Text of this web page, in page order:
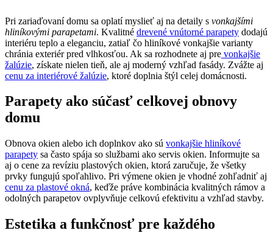
Pri zariaďovaní domu sa oplatí myslieť aj na detaily s vonkajšími
hliníkovými parapetami. Kvalitné drevené vnútorné parapety dodajú
interiéru teplo a eleganciu, zatiaľ čo hliníkové vonkajšie varianty
chránia exteriér pred vlhkosťou. Ak sa rozhodnete aj pre vonkajšie
žalúzie, získate nielen tieň, ale aj moderný vzhľad fasády. Zvážte aj
cenu za interiérové žalúzie, ktoré doplnia štýl celej domácnosti.
Parapety ako súčasť celkovej obnovy
domu
Obnova okien alebo ich doplnkov ako sú vonkajšie hliníkové
parapety sa často spája so službami ako servis okien. Informujte sa
aj o cene za revíziu plastových okien, ktorá zaručuje, že všetky
prvky fungujú spoľahlivo. Pri výmene okien je vhodné zohľadniť aj
cenu za plastové okná, keďže práve kombinácia kvalitných rámov a
odolných parapetov ovplyvňuje celkovú efektivitu a vzhľad stavby.
Estetika a funkčnosť pre každého